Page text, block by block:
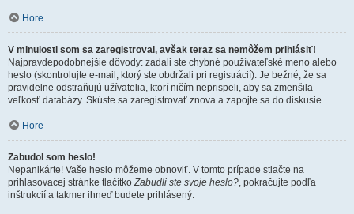
Hore
V minulosti som sa zaregistroval, avšak teraz sa nemôžem prihlásiť!
Najpravdepodobnejšie dôvody: zadali ste chybné používateľské meno alebo
heslo (skontrolujte e-mail, ktorý ste obdržali pri registrácií). Je bežné, že sa
pravidelne odstraňujú užívatelia, ktorí ničím neprispeli, aby sa zmenšila
veľkosť databázy. Skúste sa zaregistrovať znova a zapojte sa do diskusie.
Hore
Zabudol som heslo!
Nepanikárte! Vaše heslo môžeme obnoviť. V tomto prípade stlačte na
prihlasovacej stránke tlačítkoZabudli ste svoje heslo?, pokračujte podľa
inštrukcií a takmer ihneď budete prihlásený.